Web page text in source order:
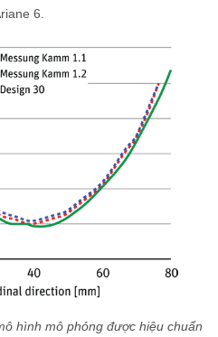
6.
hình mô phỏng được hiệu chuẩn